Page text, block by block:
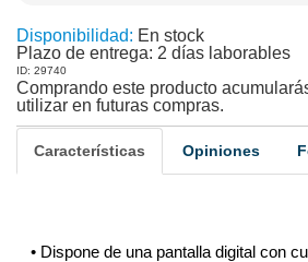
Disponibilidad: En stock
Plazo de entrega: 2 días laborables
ID: 29740
Comprando este producto
utilizar en futuras compras.
Características Opiniones
• Dispone de una pantalla digital con